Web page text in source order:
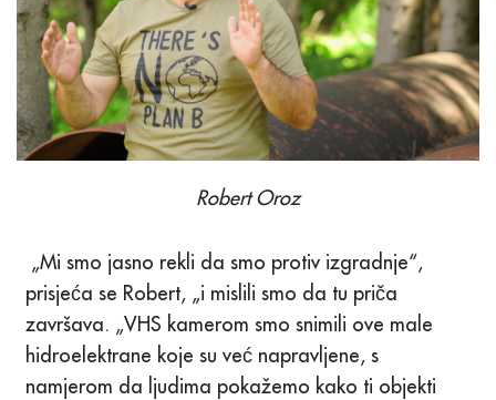
Robert Oroz
„Mi smo jasno rekli da smo protiv izgradnje“,
prisjeća se Robert, „i mislili smo da tu priča
završava. „VHS kamerom smo snimili ove male
hidroelektrane koje su već napravljene, s
namjerom da ljudima pokažemo kako ti objekti